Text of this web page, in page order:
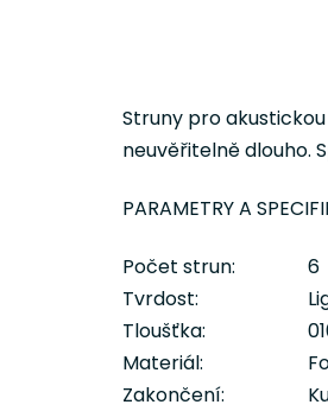
Struny pro
neuvěřitelně dlouho.
PARAMETRY A
Počet strun:
6
Tvrdost:
Tloušťka:
Materiál:
Zakončení: